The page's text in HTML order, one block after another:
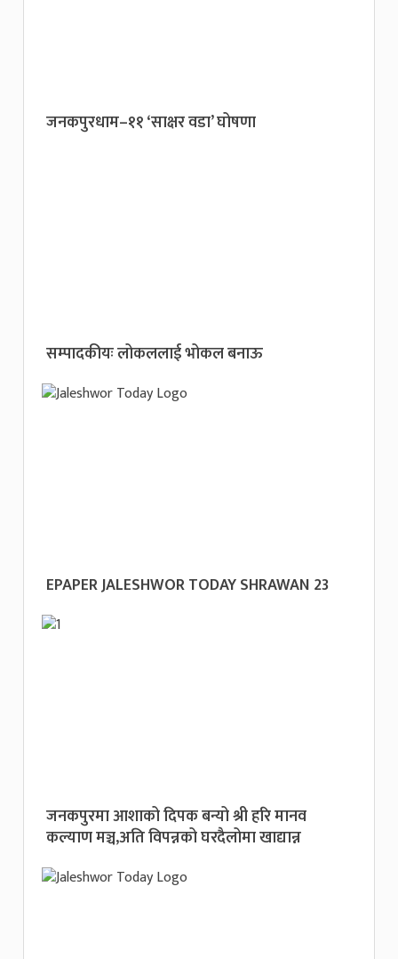
जनकपुरधाम–११ ‘साक्षर वडा’ घोषणा
सम्पादकीयः लोकललाई भोकल बनाऊ
EPAPER JALESHWOR TODAY SHRAWAN 23
जनकपुरमा आशाको दिपक बन्यो श्री हरि मानव
कल्याण मञ्च,अति विपन्नको घरदैलोमा खाद्यान्न